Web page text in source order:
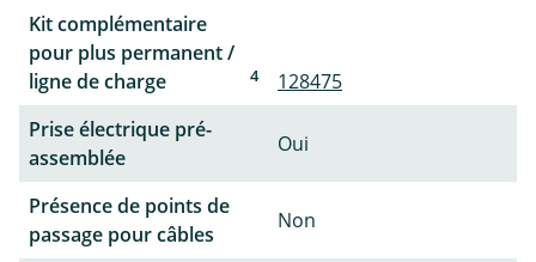
Kit complémentaire
pour plus permanent /
ligne de charge
4
128475
Prise électrique pré-
assemblée
Oui
Présence de points de
passage pour câbles
Non